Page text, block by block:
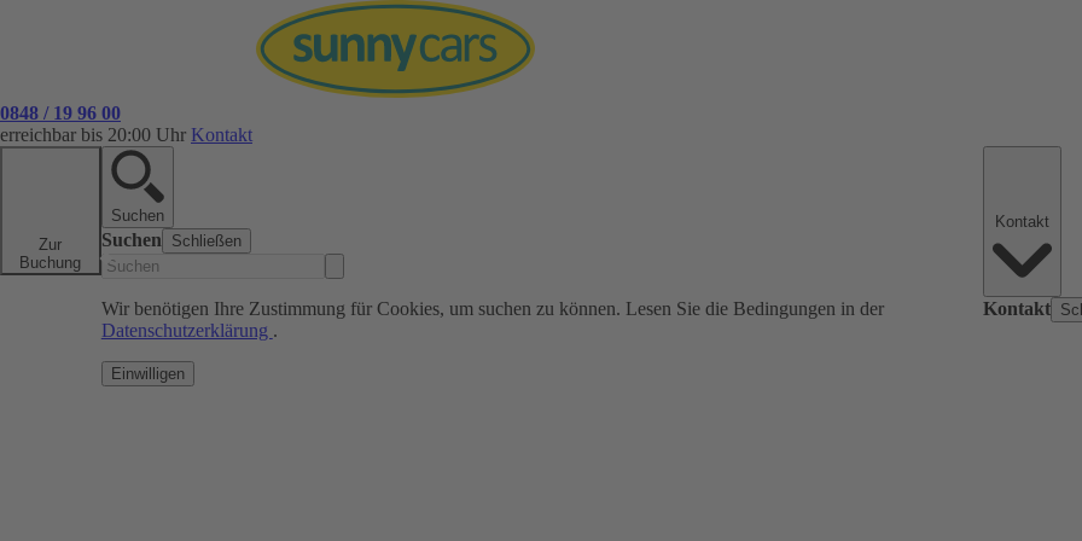
0848 / 19 96 00
erreichbar bis 20:00 Uhr Kontakt
Zur
Buchung
Suchen
Suchen Schließen
Wir benötigen Ihre Zustimmung für Cookies, um suchen zu können. Lesen Sie die Bedingungen in der
Datenschutzerklärung .
Einwilligen
Kontakt